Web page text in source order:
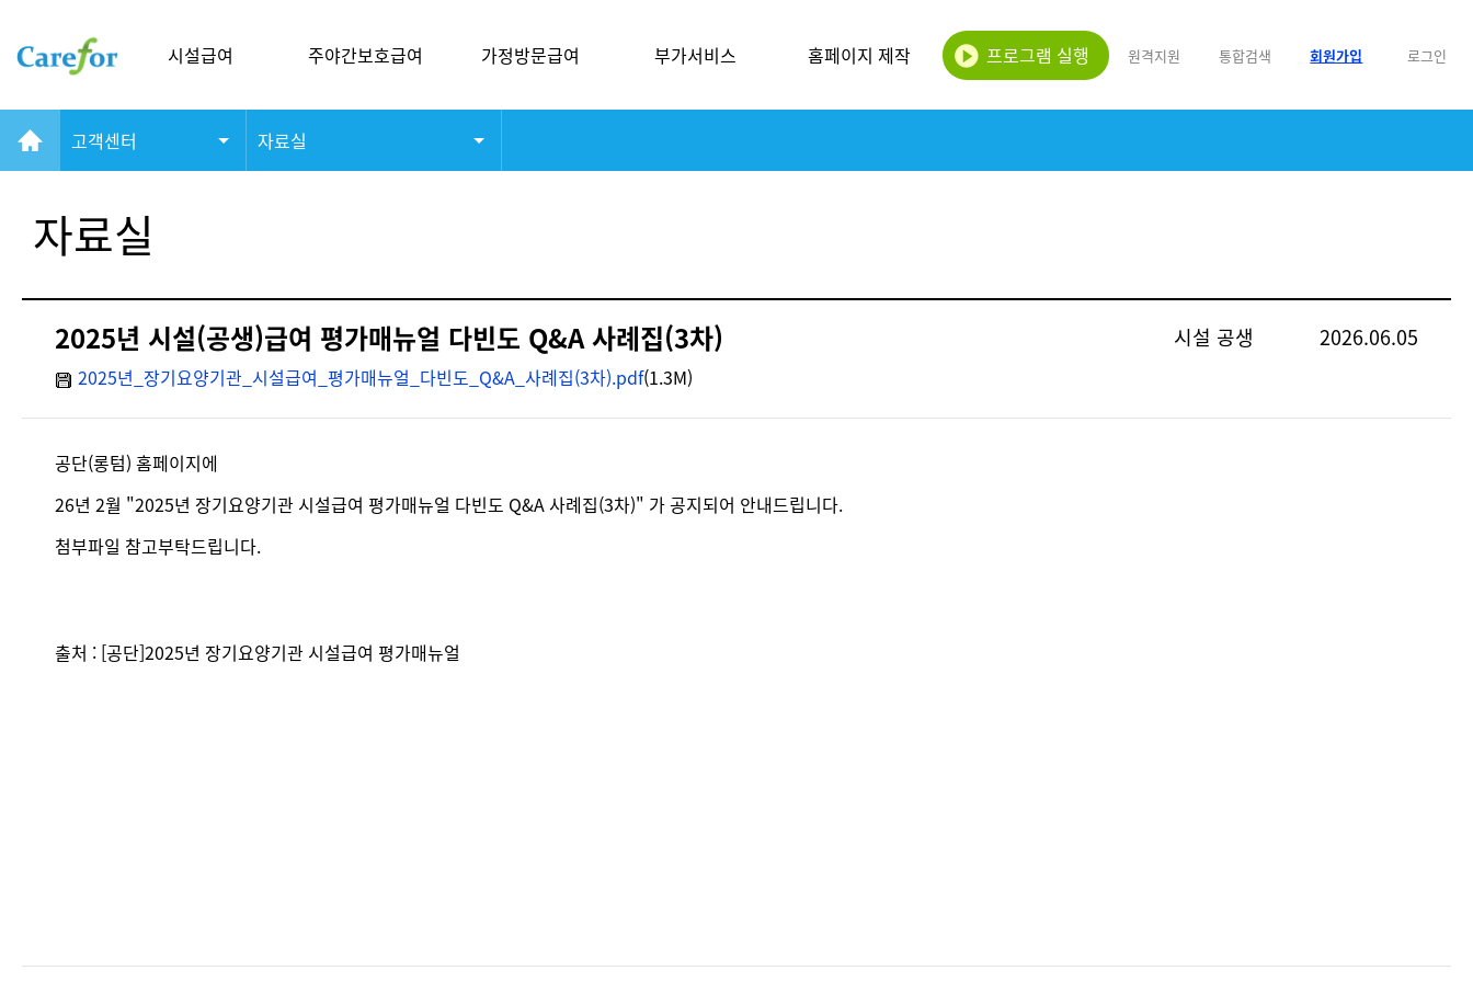
시설급여 주야간보호급여 가정방문급여 부가서비스 홈페이지 제작 프로그램 실행 원격지원 통합검색 회원가입 로그인
고객센터 자료실
자료실
2025년 시설(공생)급여 평가매뉴얼 다빈도 Q&A 사례집(3차) 시설 공생 2026.06.05
2025년_장기요양기관_시설급여_평가매뉴얼_다빈도_Q&A_사례집(3차).pdf(1.3M)
공단(롱텀) 홈페이지에
26년 2월 "2025년 장기요양기관 시설급여 평가매뉴얼 다빈도 Q&A 사례집(3차)" 가 공지되어 안내드립니다.
첨부파일 참고부탁드립니다.
출처 : [공단]2025년 장기요양기관 시설급여 평가매뉴얼